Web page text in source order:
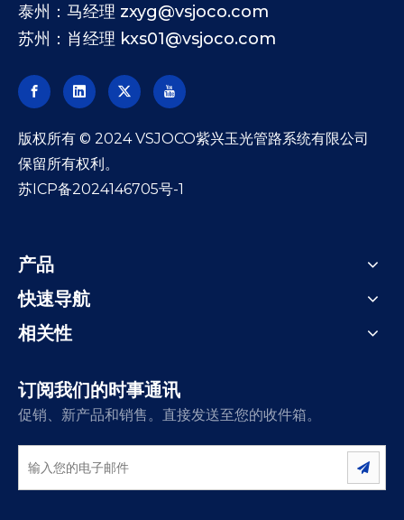
泰州：马经理 zxyg@vsjoco.com
苏州：肖经理 kxs01@vsjoco.com
​版权所有 © 2024 VSJOCO紫兴玉光管路系统有限公司
保留所有权利。
苏ICP备2024146705号-1
产品
快速导航
相关性
订阅我们的时事通讯
促销、新产品和销售。直接发送至您的收件箱。